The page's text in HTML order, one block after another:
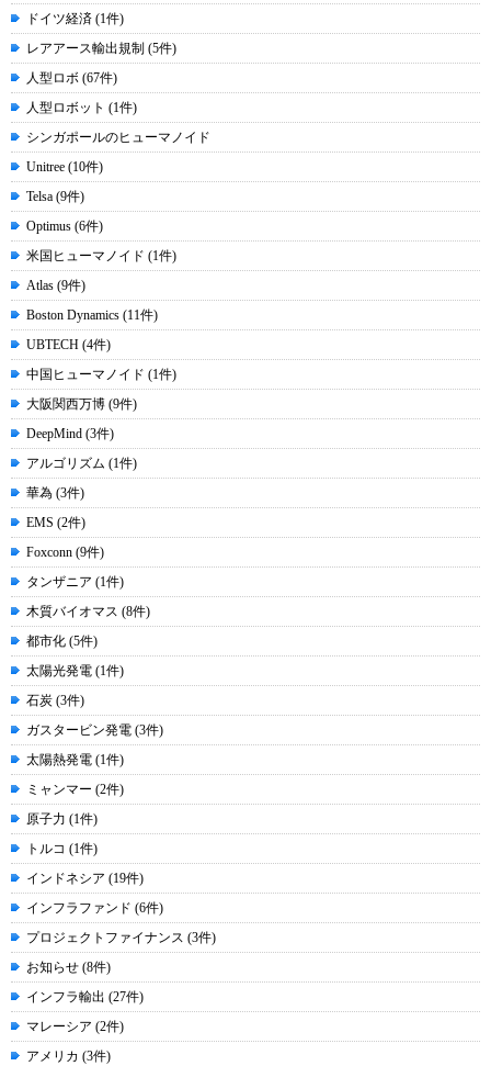
ドイツ経済 (1件)
レアアース輸出規制 (5件)
人型ロボ (67件)
人型ロボット (1件)
シンガポールのヒューマノイド
Unitree (10件)
Telsa (9件)
Optimus (6件)
米国ヒューマノイド (1件)
Atlas (9件)
Boston Dynamics (11件)
UBTECH (4件)
中国ヒューマノイド (1件)
大阪関西万博 (9件)
DeepMind (3件)
アルゴリズム (1件)
華為 (3件)
EMS (2件)
Foxconn (9件)
タンザニア (1件)
木質バイオマス (8件)
都市化 (5件)
太陽光発電 (1件)
石炭 (3件)
ガスタービン発電 (3件)
太陽熱発電 (1件)
ミャンマー (2件)
原子力 (1件)
トルコ (1件)
インドネシア (19件)
インフラファンド (6件)
プロジェクトファイナンス (3件)
お知らせ (8件)
インフラ輸出 (27件)
マレーシア (2件)
アメリカ (3件)